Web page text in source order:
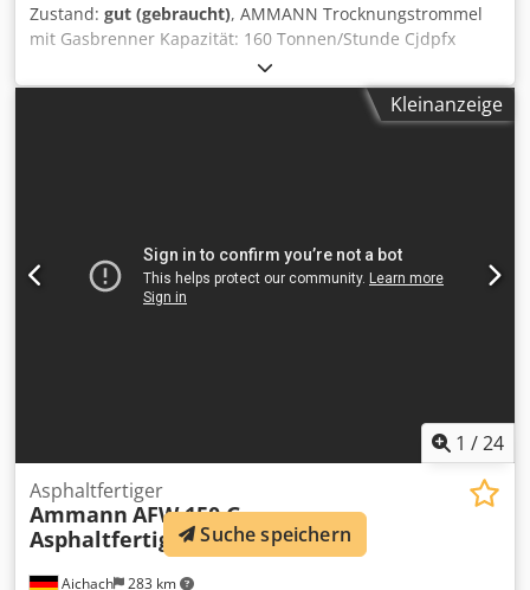
Zustand: gut (gebraucht), AMMANN Trocknungstrommel
mit Gasbrenner Kapazität: 160 Tonnen/Stunde Cjdpfx
Asywctzjcdoha Baujahr: 2006
Kleinanzeige
1 /24
Aichach 283 km
Asphaltfertiger
Ammann AFW 150 G
Asphaltfertiger Verbreiterung
Suche speichern